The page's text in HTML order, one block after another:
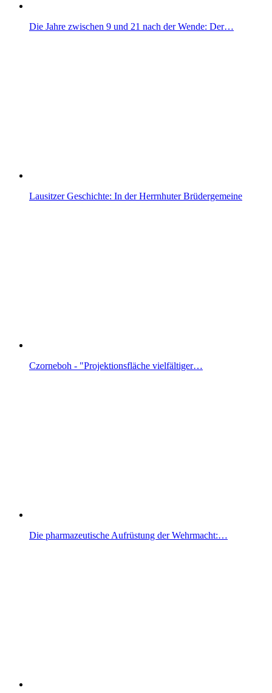
Die Jahre zwischen 9 und 21 nach der Wende: Der…
Lausitzer Geschichte: In der Herrnhuter Brüdergemeine
Czorneboh - "Projektionsfläche vielfältiger…
Die pharmazeutische Aufrüstung der Wehrmacht:…